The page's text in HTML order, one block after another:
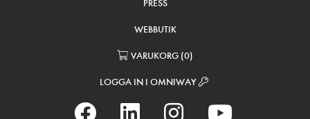
PRESS
WEBBUTIK
VARUKORG (0)
LOGGA IN I OMNIWAY